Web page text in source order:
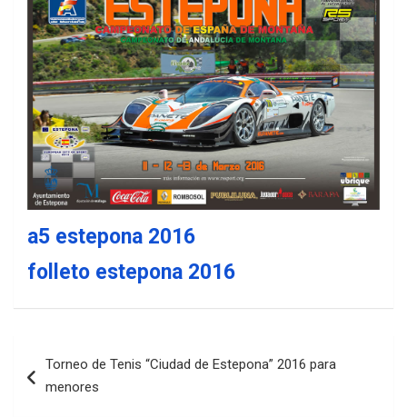
a5 estepona 2016
folleto estepona 2016
de
Torneo de Tenis “Ciudad de Estepona” 2016 para
menores